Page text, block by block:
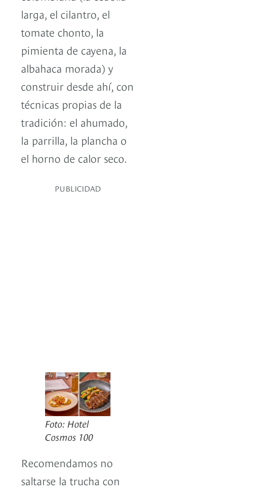
larga, el cilantro, el
tomate chonto, la
pimienta de cayena, la
albahaca morada) y
construir desde ahí, con
técnicas propias de la
tradición: el ahumado,
la parrilla, la plancha o
el horno de calor seco.
PUBLICIDAD
Foto: Hotel
Cosmos 100
Recomendamos no
saltarse la trucha con